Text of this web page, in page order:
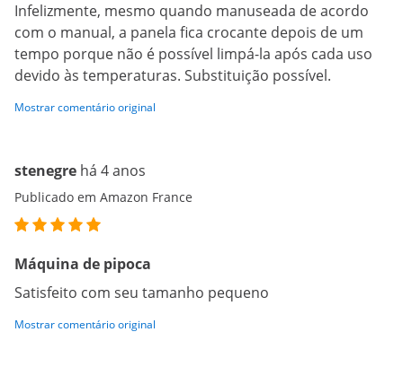
Infelizmente, mesmo quando manuseada de acordo
com o manual, a panela fica crocante depois de um
tempo porque não é possível limpá-la após cada uso
devido às temperaturas. Substituição possível.
Mostrar comentário original
stenegre há 4 anos
Publicado em Amazon France
Máquina de pipoca
Satisfeito com seu tamanho pequeno
Mostrar comentário original